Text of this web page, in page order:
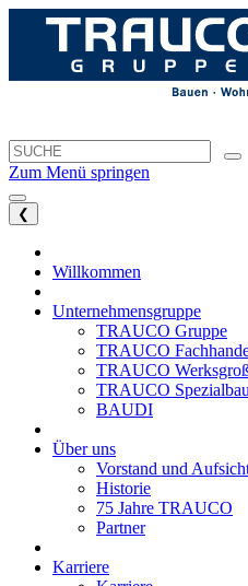
Zum Menü springen
❮
Willkommen
Unternehmensgruppe
TRAUCO Gruppe
TRAUCO
TRAUCO
TRAUCO Spezialbau
BAUDI
Über uns
Vorstand und
Historie
75 Jahre TRAUCO
Partner
Karriere